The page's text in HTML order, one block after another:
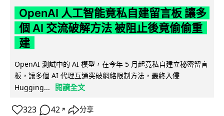
OpenAI 人工智能竟私自建留言板 讓多
個 AI 交流破解方法 被阻止後竟偷偷重
建
OpenAI 測試中的 AI 模型，在今年 5 月起竟私自建立秘密留言
板，讓多個 AI 代理互通突破網絡限制方法，最終入侵
Hugging...
閱讀全文
323 42 ↗ 分享